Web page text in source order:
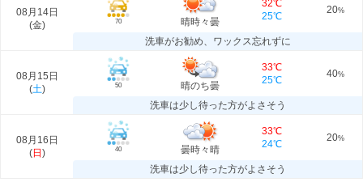
08月14日
(金) 70 晴時々曇
32℃
25℃
20%
洗車がお勧め、ワックス忘れずに
08月15日
(土) 50 晴のち曇
33℃
25℃
40%
洗車は少し待った方がよさそう
08月16日
(日 ) 40 曇時々晴
33℃
24℃
20%
洗車は少し待った方がよさそう